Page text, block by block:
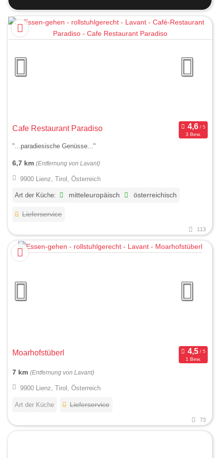
Cafe Restaurant Paradiso
3 Bew.
"...paradiesische Genüsse..."
6,7 km (Entfernung von Lavant)
9900 Lienz, Tirol, Österreich
Art der Küche: mitteleuropäisch österreichisch
Lieferservice
113
Moarhofstüberl
1 Bew.
7 km (Entfernung von Lavant)
9900 Lienz, Tirol, Österreich
Art der Küche Lieferservice
73